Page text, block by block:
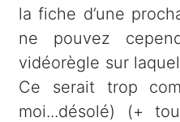
la fiche d’une
ne pouvez
vidéorègle sur
Ce serait trop
moi...désolé) (+